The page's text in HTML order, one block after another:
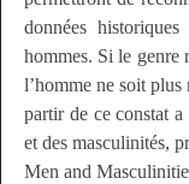
données
hommes. Si le
l’homme ne soit
partir de ce constat
et des masculinités,
Men and